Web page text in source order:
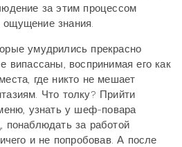
за этим процессом
знания.
умудрились прекрасно
випассаны, воспринимая его как
где никто не мешает
Что толку? Прийти
узнать у шеф-повара
понаблюдать за работой
и не попробовав. А после